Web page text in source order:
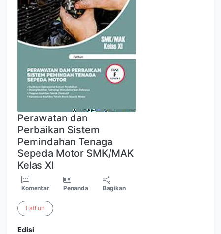
Perawatan dan
Perbaikan Sistem
Pemindahan Tenaga
Sepeda Motor SMK/MAK
Kelas XI
Komentar Penanda Bagikan
Fathun
Edisi